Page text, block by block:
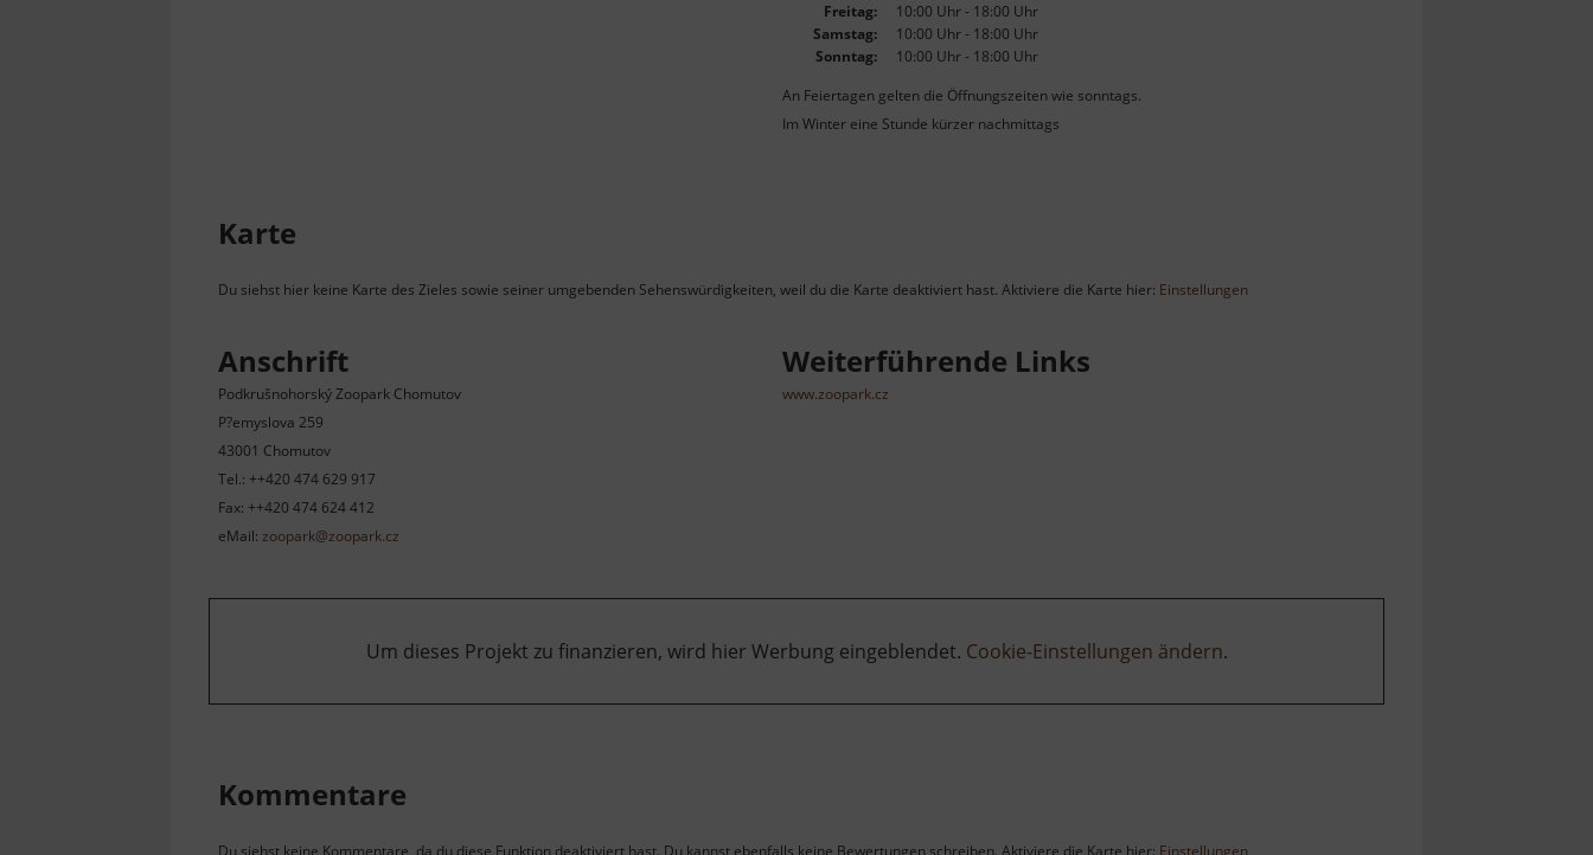
Freitag:
10:00 Uhr - 18:00 Uhr
Samstag:
10:00 Uhr - 18:00 Uhr
Sonntag:
10:00 Uhr - 18:00 Uhr
An Feiertagen gelten die Öffnungszeiten wie sonntags.
Im Winter eine Stunde kürzer nachmittags
Karte
Du siehst hier keine Karte des Zieles sowie seiner umgebenden Sehenswürdigkeiten, weil du die Karte deaktiviert hast. Aktiviere die Karte hier: Einstellungen
Anschrift
Podkrušnohorský Zoopark Chomutov
P?emyslova 259
43001 Chomutov
Tel.: ++420 474 629 917
Fax: ++420 474 624 412
eMail: zoopark@zoopark.cz
Weiterführende Links
www.zoopark.cz
Um dieses Projekt zu finanzieren, wird hier Werbung eingeblendet. Cookie-Einstellungen ändern.
Kommentare
Du siehst keine Kommentare, da du diese Funktion deaktiviert hast. Du kannst ebenfalls keine Bewertungen schreiben. Aktiviere die Karte hier: Einstellungen